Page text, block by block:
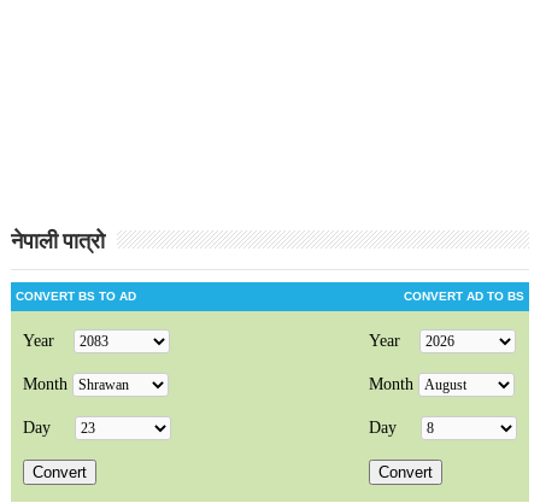
नेपाली पात्रो